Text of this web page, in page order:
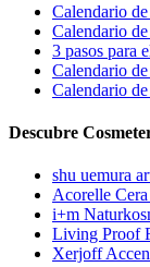
Calendario
Calendario
3 pasos para
Calendario
Calendario
Descubre
shu uemura
Acorelle
i+m
Living Proof
Xerjoff